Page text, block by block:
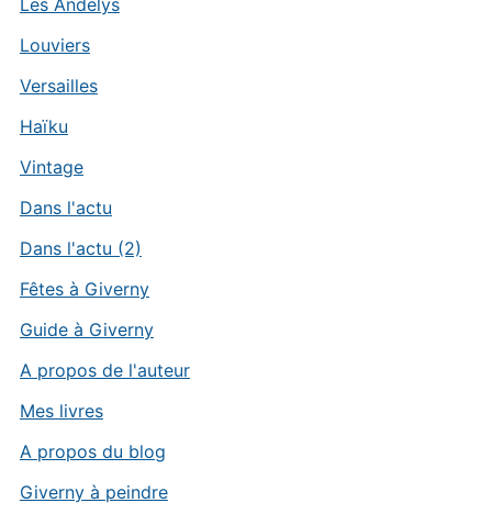
Les Andelys
Louviers
Versailles
Haïku
Vintage
Dans l'actu
Dans l'actu (2)
Fêtes à Giverny
Guide à Giverny
A propos de l'auteur
Mes livres
A propos du blog
Giverny à peindre